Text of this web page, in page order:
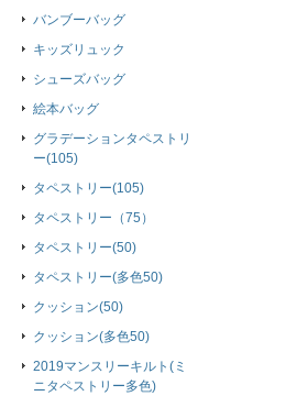
バンブーバッグ
キッズリュック
シューズバッグ
絵本バッグ
グラデーションタペストリ
ー(105)
タペストリー(105)
タペストリー（75）
タペストリー(50)
タペストリー(多色50)
クッション(50)
クッション(多色50)
2019マンスリーキルト(ミ
ニタペストリー多色)